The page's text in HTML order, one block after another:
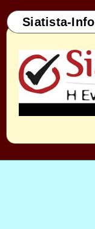
Siatista-Info